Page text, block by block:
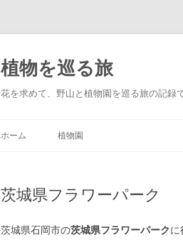
テ
ン
ツ
へ
ス
植物を巡る旅
花を求めて、野山と植物園を巡る旅の記録
ホーム 植物園
茨城県フラワーパーク
茨城県石岡市の茨城県フラワーパークに